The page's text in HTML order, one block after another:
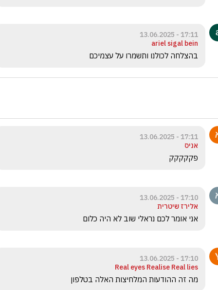
17:11 - 13.06.2025
ariel sigal bein
בהצלחה לכולנו ותשמרו על עצמיכם
17:11 - 13.06.2025
אניס
פקקקקק
17:10 - 13.06.2025
אלירז שיטרית
אני אומר לכם נראלי שוב לא היה כלום
17:10 - 13.06.2025
Real eyes Realise Real lies
מה זה ההודעות המלחיצות האלה בטלפון